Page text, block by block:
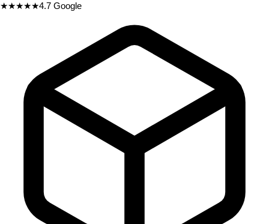
★★★★★4.7 Google